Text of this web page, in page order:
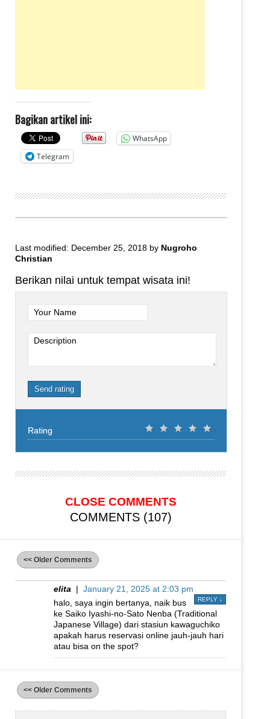
Bagikan artikel ini:
WhatsApp
Telegram
Last modified: December 25, 2018 by Nugroho
Christian
Berikan nilai untuk tempat wisata ini!
Your Name
Description
Send rating
Rating
CLOSE COMMENTS
COMMENTS (107)
<< Older Comments
elita | January 21, 2025 at 2:03 pm
REPLY ↓
halo, saya ingin bertanya, naik bus
ke Saiko Iyashi-no-Sato Nenba (Traditional
Japanese Village) dari stasiun kawaguchiko
apakah harus reservasi online jauh-jauh hari
atau bisa on the spot?
<< Older Comments